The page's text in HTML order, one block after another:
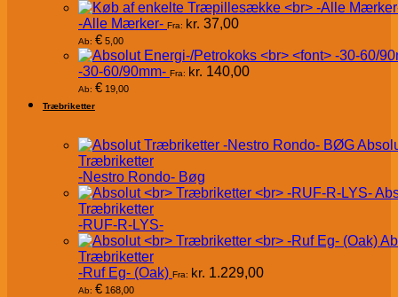
-Alle Mærker- Fra: kr. 37,00
Ab: € 5,00
-30-60/90mm- Fra: kr. 140,00
Ab: € 19,00
Træbriketter
Træbriketter
-Nestro Rondo- Bøg
Træbriketter
-RUF-R-LYS-
Træbriketter
-Ruf Eg- (Oak) Fra: kr. 1.229,00
Ab: € 168,00